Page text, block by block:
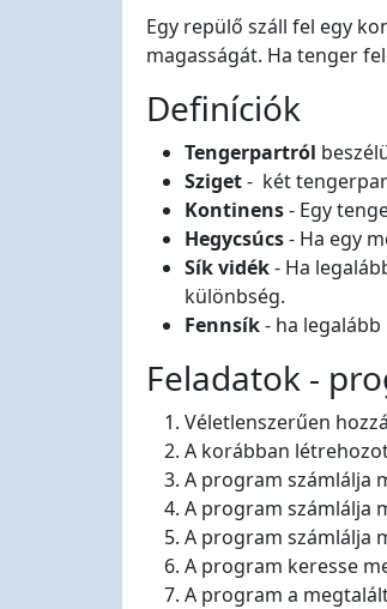
Egy repülő száll fel egy
magasságát. Ha tenger
Definíciók
Tengerpartról
Sziget- két
Kontinens- Egy
Hegycsúcs- Ha egy
Sík vidék- Ha
különbség.
Fennsík- ha
Feladatok -
Véletlenszerűen
A korábban
A program számlálja
A program számlálja
A program számlálja
A program keresse
A program a